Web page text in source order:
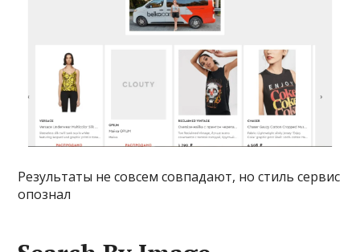
Результаты не совсем совпадают, но стиль сервис
опознал